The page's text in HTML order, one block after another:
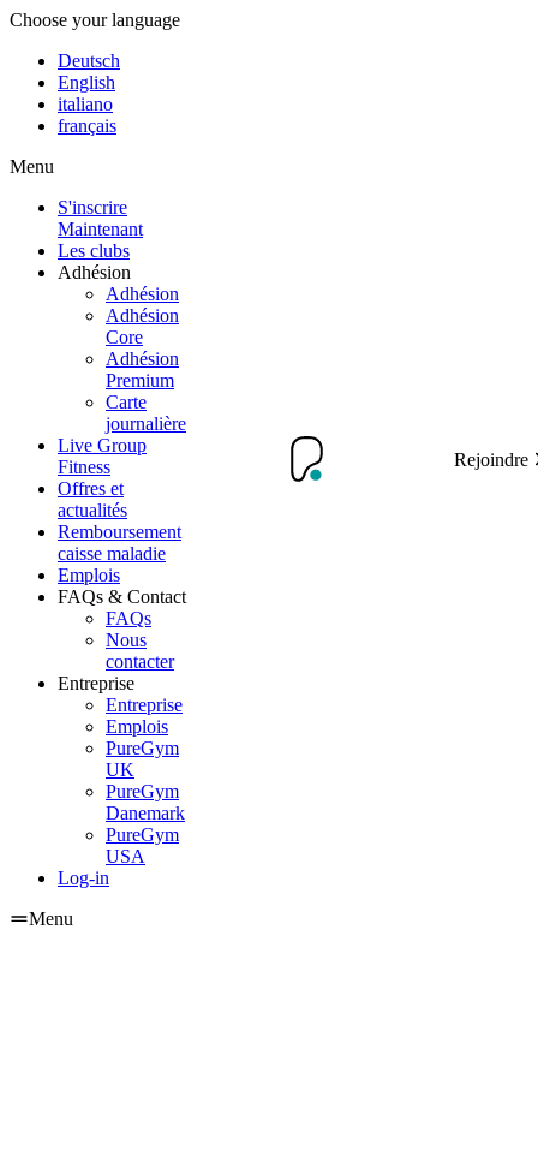
Choose your language
Deutsch
English
italiano
français
Menu
S'inscrire
Maintenant
Les clubs
Adhésion
Adhésion
Adhésion
Core
Adhésion
Premium
Carte
journalière
Live Group
Fitness
Offres et
actualités
Remboursement
caisse maladie
Emplois
FAQs & Contact
FAQs
Nous
contacter
Entreprise
Entreprise
Emplois
PureGym
UK
PureGym
Danemark
PureGym
USA
Log-in
Menu
Rejoindre